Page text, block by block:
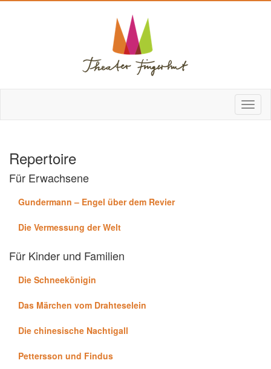
Repertoire
Für Erwachsene
Gundermann – Engel über dem Revier
Die Vermessung der Welt
Für Kinder und Familien
Die Schneekönigin
Das Märchen vom Drahteselein
Die chinesische Nachtigall
Pettersson und Findus